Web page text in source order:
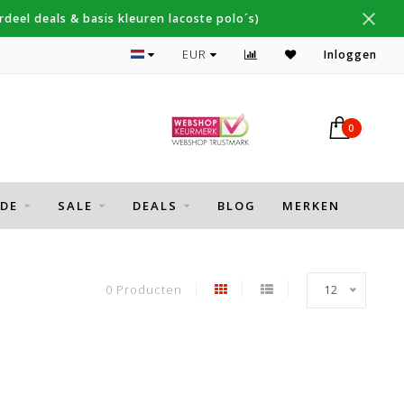
deals & basis kleuren lacoste polo´s)
Topmerken Thomas Maine, Cavallaro, Desoto
EUR Inloggen
0
SALE DEALS BLOG MERKEN
0 Producten 12